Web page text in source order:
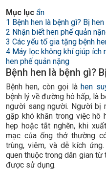
Mục lục ẩn
1 Bệnh hen là bệnh gì? Bị
2 Nhận biết hen phế quản
3 Các yếu tố gia tặng bệnh
4 Máy lọc không khí giúp ích
hen phế quản nặng
Bệnh hen là bệnh gì?
Bệnh hen, còn gọi làhen
bệnh lý về đường hô hấp, là
người sang người. Người bị
gặp khó khăn trong việc hô
hẹp hoặc tắt nghẽn, khi
mạc của ống thở thường
trùng, viêm, và dễ kích
quen thuộc trong dân gian
được sử dụng.